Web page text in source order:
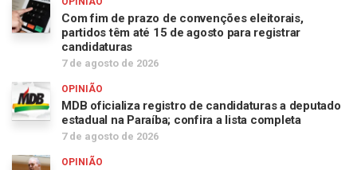
Com fim de prazo de convenções eleitorais,
partidos têm até 15 de agosto para registrar
candidaturas
7 de agosto de 2026
OPINIÃO
MDB oficializa registro de candidaturas a deputado
estadual na Paraíba; confira a lista completa
7 de agosto de 2026
OPINIÃO